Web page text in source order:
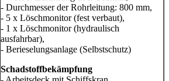
- Durchmesser der Rohrleitung: 800 mm,
- 5 x Löschmonitor (fest verbaut),
- 1 x Löschmonitor (hydraulisch
ausfahrbar),
- Berieselungsanlage (Selbstschutz)
Schadstoffbekämpfung